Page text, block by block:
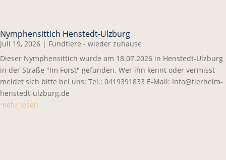
Nymphensittich Henstedt-Ulzburg
Juli 19, 2026 | Fundtiere - wieder zuhause
Dieser Nymphensittich wurde am 18.07.2026 in Henstedt-Ulzburg
in der Straße "Im Forst" gefunden. Wer ihn kennt oder vermisst
meldet sich bitte bei uns: Tel.: 0419391833 E-Mail: Info@tierheim-
henstedt-ulzburg.de
mehr lesen